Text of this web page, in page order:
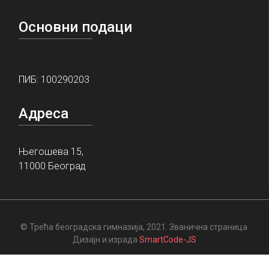
Основни подаци
ПИБ: 100290203
Адреса
Његошева 15,
11000 Београд
© Трећа београдска гимназија, 2021. Званична страница.
Дизајн и израда SmartCode-JS